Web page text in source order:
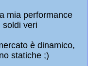
mia performance
soldi veri
è dinamico,
statiche ;)